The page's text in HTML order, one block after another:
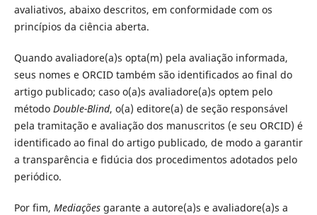
avaliativos, abaixo descritos, em conformidade com os
princípios da ciência aberta.
Quando avaliadore(a)s opta(m) pela avaliação informada,
seus nomes e ORCID também são identificados ao final do
artigo publicado; caso o(a)s avaliadore(a)s optem pelo
método Double-Blind, o(a) editore(a) de seção responsável
pela tramitação e avaliação dos manuscritos (e seu ORCID) é
identificado ao final do artigo publicado, de modo a garantir
a transparência e fidúcia dos procedimentos adotados pelo
periódico.
Por fim, Mediaçõesgarante a autore(a)s e avaliadore(a)s a